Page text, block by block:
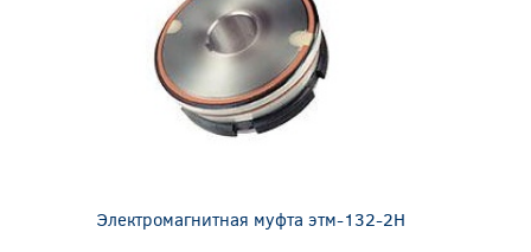
Электромагнитная муфта этм-132-2Н